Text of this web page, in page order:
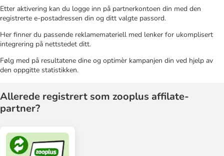
Etter aktivering kan du logge inn på partnerkontoen din med den
registrerte e-postadressen din og ditt valgte passord.
Her finner du passende reklamemateriell med lenker for ukomplisert
integrering på nettstedet ditt.
Følg med på resultatene dine og optimèr kampanjen din ved hjelp av
den oppgitte statistikken.
Allerede registrert som zooplus affilate-
partner?